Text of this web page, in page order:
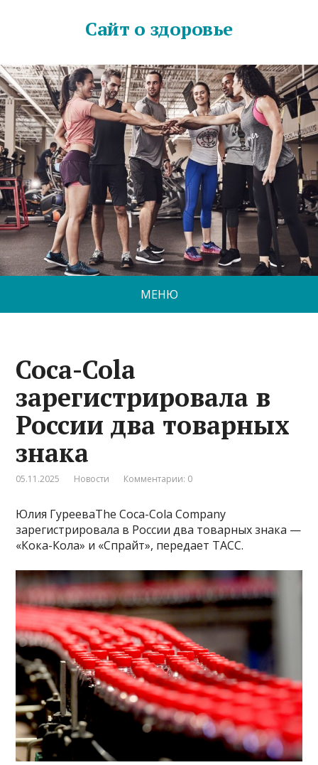
Сайт о здоровье
МЕНЮ
Coca-Cola
зарегистрировала в
России два товарных
знака
05.11.2025 Новости Комментарии: 0
Юлия ГурееваThe Coca-Cola Company
зарегистрировала в России два товарных знака —
«Кока-Кола» и «Спрайт», передает ТАСС.